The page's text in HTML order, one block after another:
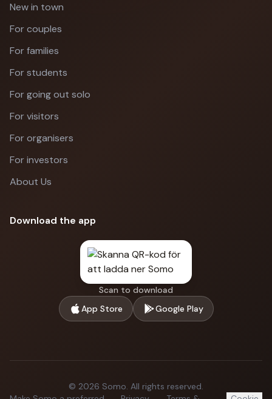
New in town
For couples
For families
For students
For going out solo
For visitors
For organisers
For investors
About Us
Download the app
Scan to download
App Store
Google Play
© 2026 Somo. All rights reserved.